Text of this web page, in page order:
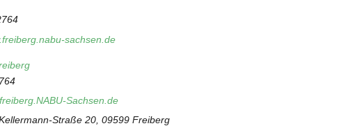
sachsen.de
Sachsen.de
Straße 20, 09599 Freiberg